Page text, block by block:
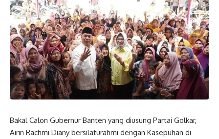
Bakal Calon Gubernur Banten yang diusung Partai Golkar,
Airin Rachmi Diany bersilaturahmi dengan Kasepuhan di